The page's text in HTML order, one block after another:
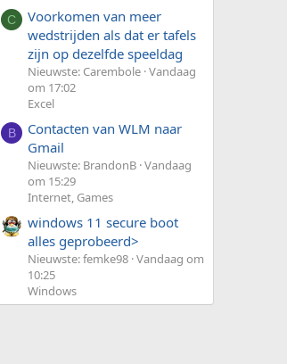
C
Voorkomen van meer
wedstrijden als dat er tafels
zijn op dezelfde speeldag
Nieuwste: Carembole Vandaag
om 17:02
Excel
B
Contacten van WLM naar
Gmail
Nieuwste: BrandonB Vandaag
om 15:29
Internet, Games
windows 11 secure boot
alles geprobeerd>
Nieuwste: femke98 Vandaag om
10:25
Windows